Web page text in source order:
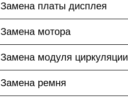
Замена платы дисплея
Замена мотора
Замена модуля циркуляции
Замена ремня